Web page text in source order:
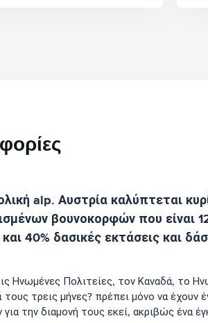
alp. Αυστρία καλύπτεται
βουνοκορφών που είναι
40% δασικές εκτάσεις και
Ηνωμένες Πολιτείες, τον Καναδά, το
τρεις μήνες? πρέπει μόνο να έχουν
την διαμονή τους εκεί, ακριβώς ένα